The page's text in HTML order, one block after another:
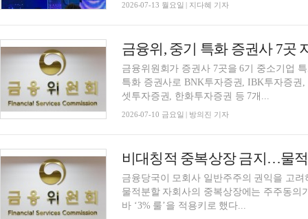
2026-07-13 월요일 | 지다혜 기자
금융위, 중기 특화 증권사 7곳
금융위원회가 증권사 7곳을 6기 중소기업
특화 증권사로 BNK투자증권, IBK투자증권
셋투자증권, 한화투자증권 등 7개...
2026-07-10 금요일 | 방의진 기자
금융당국이 모회사 일반주주의 권익을 고
물적분할 자회사의 중복상장에는 주주동
바 ‘3% 룰’을 적용키로 했다...